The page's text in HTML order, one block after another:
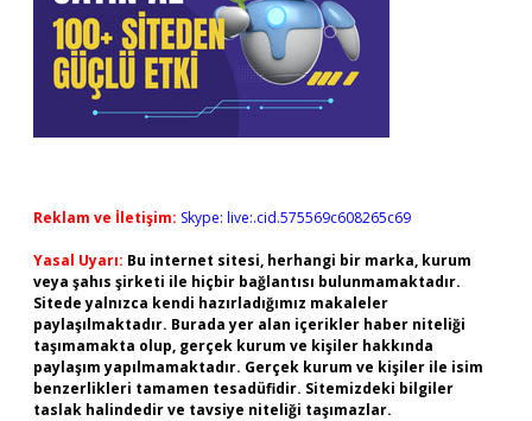
Reklam ve İletişim: Skype: live:.cid.575569c608265c69
Yasal Uyarı: Bu internet sitesi, herhangi bir marka, kurum
veya şahıs şirketi ile hiçbir bağlantısı bulunmamaktadır.
Sitede yalnızca kendi hazırladığımız makaleler
paylaşılmaktadır. Burada yer alan içerikler haber niteliği
taşımamakta olup, gerçek kurum ve kişiler hakkında
paylaşım yapılmamaktadır. Gerçek kurum ve kişiler ile isim
benzerlikleri tamamen tesadüfidir. Sitemizdeki bilgiler
taslak halindedir ve tavsiye niteliği taşımazlar.